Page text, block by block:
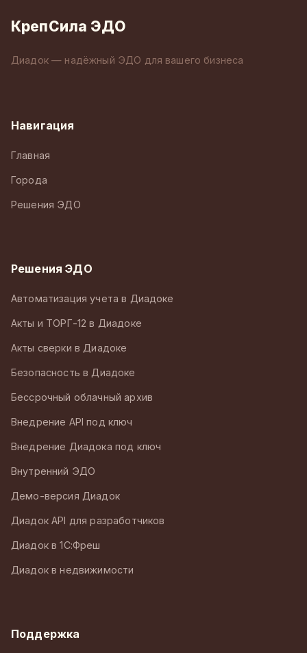
КрепСила ЭДО
Диадок — надёжный ЭДО для вашего бизнеса
Навигация
Главная
Города
Решения ЭДО
Решения ЭДО
Автоматизация учета в Диадоке
Акты и ТОРГ-12 в Диадоке
Акты сверки в Диадоке
Безопасность в Диадоке
Бессрочный облачный архив
Внедрение API под ключ
Внедрение Диадока под ключ
Внутренний ЭДО
Демо-версия Диадок
Диадок API для разработчиков
Диадок в 1С:Фреш
Диадок в недвижимости
Поддержка